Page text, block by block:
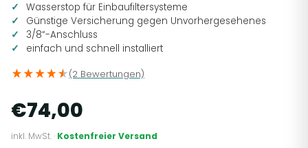
Wasserstop für Einbaufiltersysteme
Günstige Versicherung gegen Unvorhergesehenes
3/8“-Anschluss
einfach und schnell installiert
(2 Bewertungen)
€74,00
inkl. MwSt. · Kostenfreier Versand